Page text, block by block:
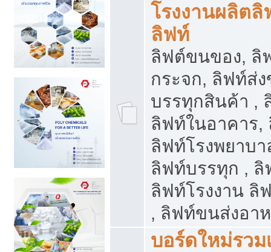
โรงงานผลิต
ลิฟท์
ลิฟต์ขนของ, ลิ
กระจก, ลิฟท์ส่
บรรทุกสินค้า ,
ลิฟท์ในอาคาร,
ลิฟท์โรงพยาบ
ลิฟท์บรรทุก ,
ลิฟท์โรงงาน ลิ
, ลิฟท์ขนส่งอา
บอร์ดใหม่รว